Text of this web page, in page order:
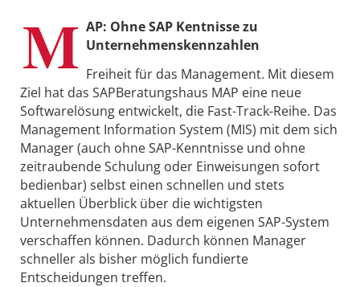
M AP: Ohne SAP Kentnisse zu
Unternehmenskennzahlen
Freiheit für das Management. Mit diesem
Ziel hat das SAPBeratungshaus MAP eine neue
Softwarelösung entwickelt, die Fast-Track-Reihe. Das
Management Information System (MIS) mit dem sich
Manager (auch ohne SAP-Kenntnisse und ohne
zeitraubende Schulung oder Einweisungen sofort
bedienbar) selbst einen schnellen und stets
aktuellen Überblick über die wichtigsten
Unternehmensdaten aus dem eigenen SAP-System
verschaffen können. Dadurch können Manager
schneller als bisher möglich fundierte
Entscheidungen treffen.